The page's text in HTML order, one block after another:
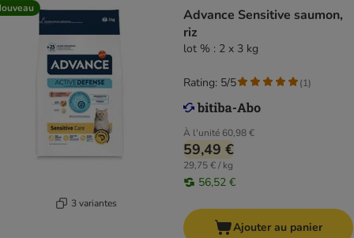
3 variantes
Advance Sensitive saumon,
riz
lot % : 2 x 3 kg
À l'unité 60,98 €
59,49 €
29,75 € / kg
56,52 €
Rating: 5/5 (1)
Ajouter au panier